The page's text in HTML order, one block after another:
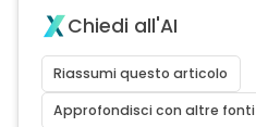
Chiedi all'AI
Riassumi questo articolo
Approfondisci con altre fonti